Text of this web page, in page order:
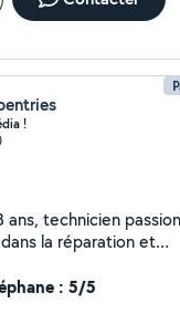
!
ans, technicien
la réparation et
cassé, batterie,
: 5/5